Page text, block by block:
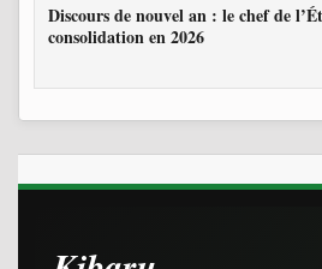
Discours de nouvel an : le chef de
consolidation en 2026